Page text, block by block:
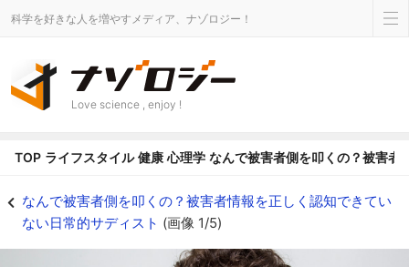
科学を好きな人を増やすメディア、ナゾロジー！
Love science , enjoy !
TOP ライフスタイル 健康 心理学 なんで被害者側を叩くの？被害者
なんで被害者側を叩くの？被害者情報を正しく認知できてい
ない日常的サディスト (画像 1/5)